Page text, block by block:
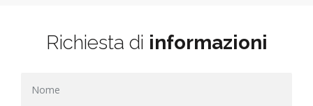
Richiesta di informazioni